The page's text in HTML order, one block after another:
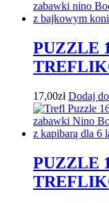
PUZZLE
17,00zł Dodaj
PUZZLE